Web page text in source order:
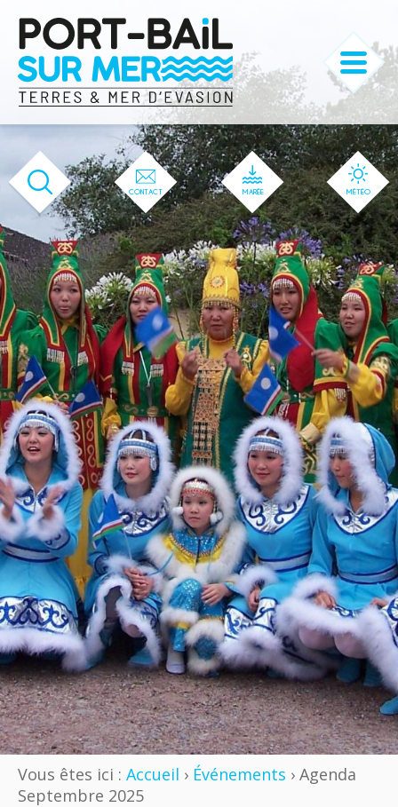
CONTACT MARÉE MÉTÉO
Vous êtes ici : Accueil › Événements › Agenda
Septembre 2025